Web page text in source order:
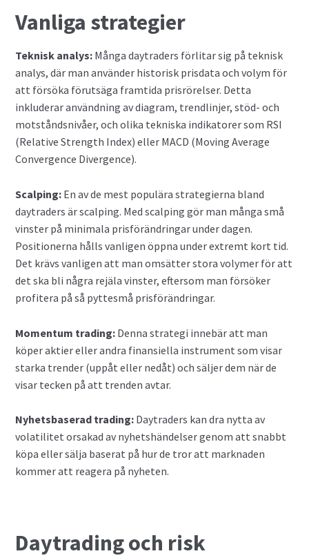
Valutahandel med hävstång
Vanliga strategier
Teknisk analys: Många daytraders förlitar sig på teknisk
analys, där man använder historisk prisdata och volym för
att försöka förutsäga framtida prisrörelser. Detta
inkluderar användning av diagram, trendlinjer, stöd- och
motståndsnivåer, och olika tekniska indikatorer som RSI
(Relative Strength Index) eller MACD (Moving Average
Convergence Divergence).
Scalping: En av de mest populära strategierna bland
daytraders är scalping. Med scalping gör man många små
vinster på minimala prisförändringar under dagen.
Positionerna hålls vanligen öppna under extremt kort tid.
Det krävs vanligen att man omsätter stora volymer för att
det ska bli några rejäla vinster, eftersom man försöker
profitera på så pyttesmå prisförändringar.
Momentum trading: Denna strategi innebär att man
köper aktier eller andra finansiella instrument som visar
starka trender (uppåt eller nedåt) och säljer dem när de
visar tecken på att trenden avtar.
Nyhetsbaserad trading: Daytraders kan dra nytta av
volatilitet orsakad av nyhetshändelser genom att snabbt
köpa eller sälja baserat på hur de tror att marknaden
kommer att reagera på nyheten.
Daytrading och risk